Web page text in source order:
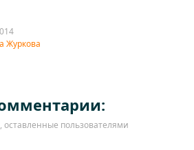
Журкова
пользователями